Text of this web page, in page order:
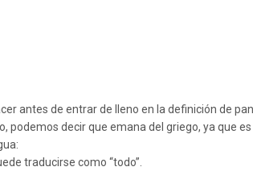
antes de entrar de lleno en la definición de
podemos decir que emana del griego, ya que
traducirse como “todo”.